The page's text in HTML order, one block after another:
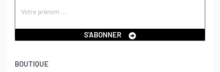
BOUTIQUE
S'ABONNER